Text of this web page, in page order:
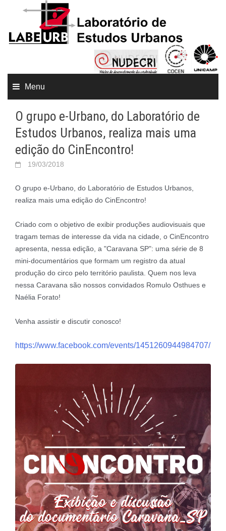
Menu
O grupo e-Urbano, do Laboratório de
Estudos Urbanos, realiza mais uma
edição do CinEncontro!
19/03/2018
O grupo e-Urbano, do Laboratório de Estudos Urbanos,
realiza mais uma edição do CinEncontro!
Criado com o objetivo de exibir produções audiovisuais que
tragam temas de interesse da vida na cidade, o CinEncontro
apresenta, nessa edição, a "Caravana SP": uma série de 8
mini-documentários que formam um registro da atual
produção do circo pelo território paulista. Quem nos leva
nessa Caravana são nossos convidados Romulo Osthues e
Naélia Forato!
Venha assistir e discutir conosco!
https://www.facebook.com/events/1451260944984707/